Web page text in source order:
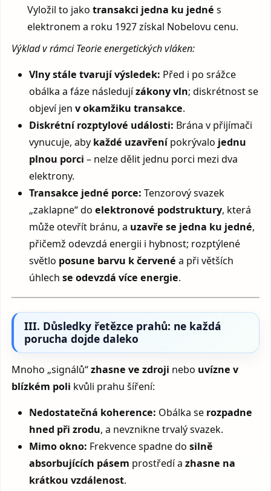
Vyložil to jakotransakci jedna ku jedné s
elektronem a roku 1927 získal Nobelovu cenu.
Výklad v rámci Teorie energetických vláken:
Vlny stále tvarují výsledek: Před i po srážce
obálka a fáze následujízákony vln; diskrétnost se
objeví jenv okamžiku transakce.
Diskrétní rozptylové události: Brána v přijímači
vynucuje, aby každé uzavřenípokrývalo jednu
plnou porci – nelze dělit jednu porci mezi dva
elektrony.
Transakce jedné porce: Tenzorový svazek
„zaklapne“ doelektronové podstruktury, která
může otevřít bránu, a uzavře se jedna ku jedné,
přičemž odevzdá energii i hybnost; rozptýlené
světlo posune barvu k červené a při větších
úhlechse odevzdá více energie.
III. Důsledky řetězce prahů: ne každá
porucha dojde daleko
Mnoho „signálů“zhasne ve zdroji nebo uvízne v
blízkém poli kvůli prahu šíření:
Nedostatečná koherence: Obálka se rozpadne
hned při zrodu, a nevznikne trvalý svazek.
Mimo okno: Frekvence spadne dosilně
absorbujících pásem prostředí azhasne na
krátkou vzdálenost.